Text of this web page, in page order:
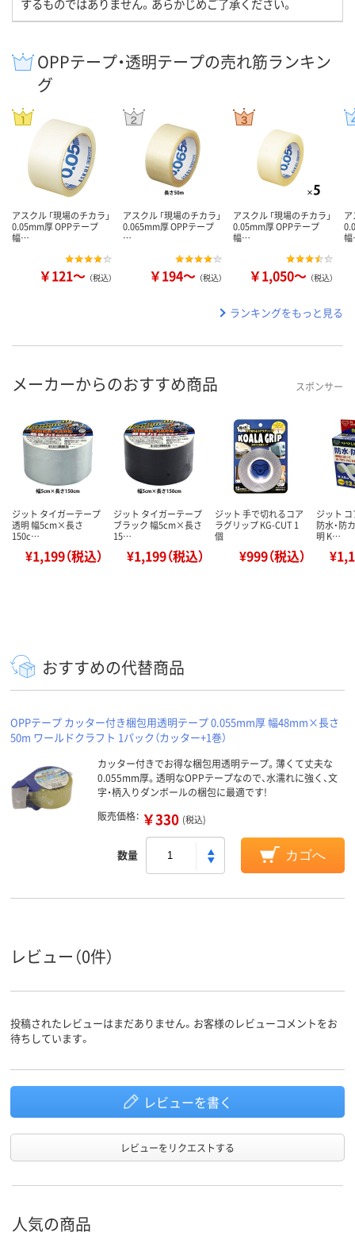
するものではありません。あらかじめご了承ください。
OPPテープ・透明テープの売れ筋ランキン
グ
アスクル 「現場のチカラ」
0.05mm厚 OPPテープ
幅…
￥121～ （税込）
アスクル 「現場のチカラ」
0.065mm厚 OPPテープ
…
￥194～ （税込）
アスクル 「現場のチカラ」
0.05mm厚 OPPテープ
幅…
￥1,050～ （税込）
ア
ランキングをもっと見る
メーカーからのおすすめ商品 スポンサー
ジット タイガーテープ
透明 幅5cm×長さ
150c…
¥1,199（税込）
ジット タイガーテープ
ブラック 幅5cm×長さ
15…
¥1,199（税込）
ジット 手で切れるコア
ラグリップ KG-CUT 1
個
¥999（税込）
ジット
防水・防
明 K…
おすすめの代替商品
OPPテープ カッター付き梱包用透明テープ 0.055mm厚 幅48mm×長さ
50m ワールドクラフト 1パック（カッター+1巻）
カッター付きでお得な梱包用透明テープ。薄くて丈夫な
0.055mm厚。透明なOPPテープなので、水濡れに強く、文
字・柄入りダンボールの梱包に最適です!
販売価格： ￥330 (税込)
数量 カゴへ
レビュー（0件）
投稿されたレビューはまだありません。お客様のレビューコメントをお
待ちしています。
レビューを書く
レビューをリクエストする
人気の商品